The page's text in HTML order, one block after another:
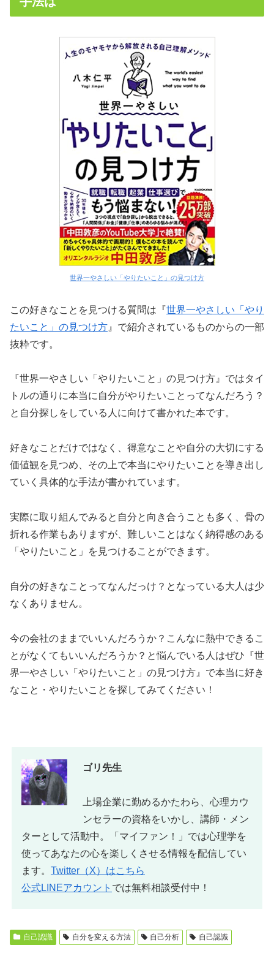
世界一やさしい「やりたいこと」の見つけ方
この好きなことを見つける質問は『世界一やさしい「やり
たいこと」の見つけ方 』で紹介されているものからの一部
抜粋です。
『世界一やさしい「やりたいこと」の見つけ方』ではタイ
トルの通りに本当に自分がやりたいことってなんだろう？
と自分探しをしている人に向けて書かれた本です。
好きなことだけではなく、得意なことや自分の大切にする
価値観を見つめ、その上で本当にやりたいことを導き出し
ていく具体的な手法が書かれています。
実際に取り組んでみると自分と向き合うことも多く、骨の
折れる作業もありますが、難しいことはなく納得感のある
「やりたいこと」を見つけることができます。
自分の好きなことってなんだっけ？となっている大人は少
なくありません。
今の会社のままでいいんだろうか？こんなに熱中できるこ
とがなくてもいいんだろうか？と悩んでいる人はぜひ『世
界一やさしい「やりたいこと」の見つけ方』で本当に好き
なこと・やりたいことを探してみてください！
ゴリ先生
上場企業に勤めるかたわら、心理カウ
ンセラーの資格をいかし、講師・メン
ターとして活動中。「マイファン！」では心理学を
使ってあなたの心を楽しくさせる情報を配信してい
ます。 Twitter（X）はこちら
公式LINEアカウント では無料相談受付中！
自己認識 自分を変える方法 自己分析 自己認識